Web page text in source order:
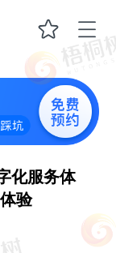
化服务体
验